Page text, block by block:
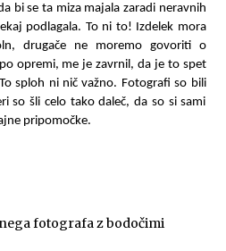
bi se ta miza majala zaradi neravnih
podlagala. To ni to! Izdelek mora
drugače ne moremo govoriti o
opremi, me je zavrnil, da je to spet
sploh ni nič važno. Fotografi so bili
so šli celo tako daleč, da so si sami
pripomočke.
fotografa z bodočimi